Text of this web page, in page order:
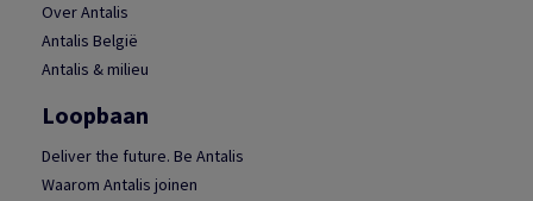
Over Antalis
Antalis België
Antalis & milieu
Loopbaan
Deliver the future. Be Antalis
Waarom Antalis joinen